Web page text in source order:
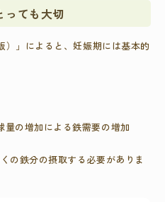
っても大切
」 によると、妊娠期には基本的
の増加による鉄需要の増加
の鉄分の摂取する必要がありま